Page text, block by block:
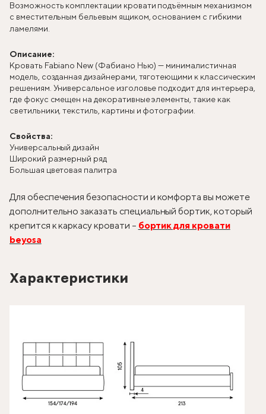
Возможность комплектации кровати подъёмным механизмом
с вместительным бельевым ящиком, основанием с гибкими
ламелями.
Описание:
Кровать Fabiano New (Фабиано Нью) — минималистичная
модель, созданная дизайнерами, тяготеющими к классическим
решениям. Универсальное изголовье подходит для интерьера,
где фокус смещен на декоративные элементы, такие как
светильники, текстиль, картины и фотографии.
Свойства:
Универсальный дизайн
Широкий размерный ряд
Большая цветовая палитра
Для обеспечения безопасности и комфорта вы можете
дополнительно заказать специальный бортик, который
крепится к каркасу кровати – бортик для кровати
beyosa
Характеристики